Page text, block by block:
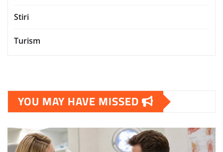
Stiri
Turism
YOU MAY HAVE MISSED